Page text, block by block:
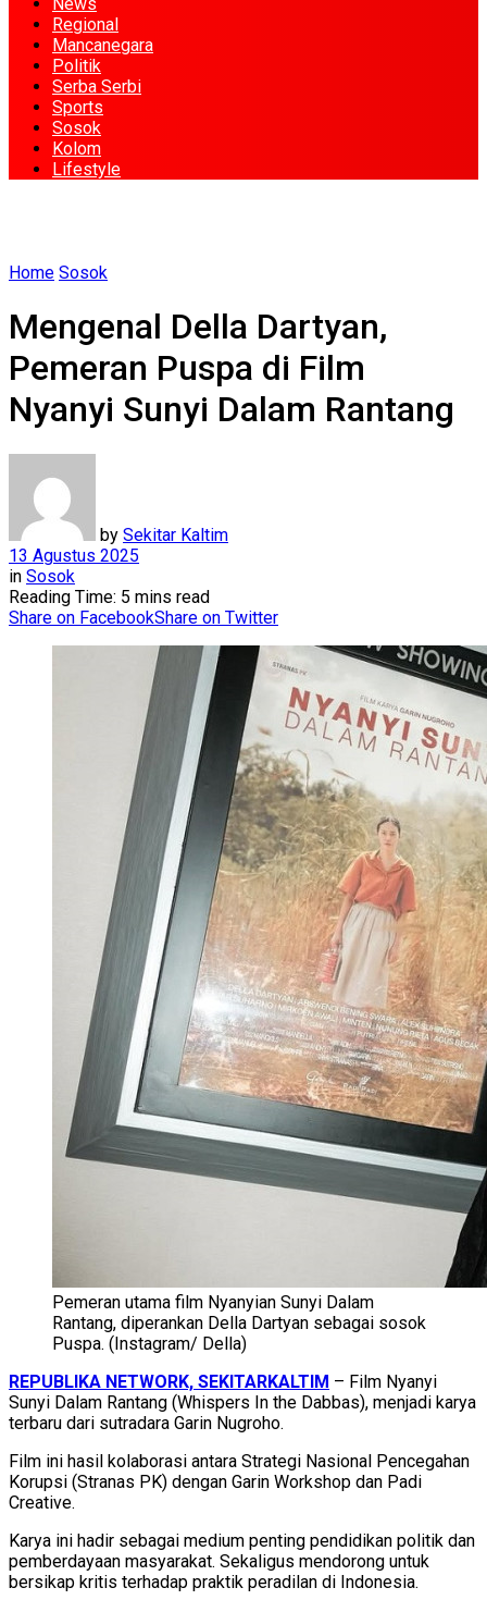
Regional
Mancanegara
Politik
Serba Serbi
Sports
Sosok
Kolom
Lifestyle
Home Sosok
Mengenal Della Dartyan,
Pemeran Puspa di Film
Nyanyi Sunyi Dalam Rantang
by Sekitar Kaltim
13 Agustus 2025
in Sosok
Reading Time: 5 mins read
Share on FacebookShare on Twitter
Pemeran utama film Nyanyian Sunyi Dalam
Rantang, diperankan Della Dartyan sebagai sosok
Puspa. (Instagram/ Della)
REPUBLIKA NETWORK, SEKITARKALTIM – Film Nyanyi
Sunyi Dalam Rantang (Whispers In the Dabbas), menjadi karya
terbaru dari sutradara Garin Nugroho.
Film ini hasil kolaborasi antara Strategi Nasional Pencegahan
Korupsi (Stranas PK) dengan Garin Workshop dan Padi
Creative.
Karya ini hadir sebagai medium penting pendidikan politik dan
pemberdayaan masyarakat. Sekaligus mendorong untuk
bersikap kritis terhadap praktik peradilan di Indonesia.